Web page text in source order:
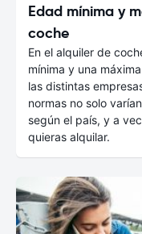
Edad mínima y
coche
En el alquiler de
mínima y una
las distintas
normas no solo
según el país, y a
quieras alquilar.